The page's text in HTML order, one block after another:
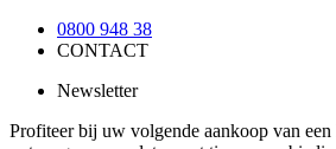
0800 948 38
CONTACT
Newsletter
Profiteer bij uw volgende aankoop van